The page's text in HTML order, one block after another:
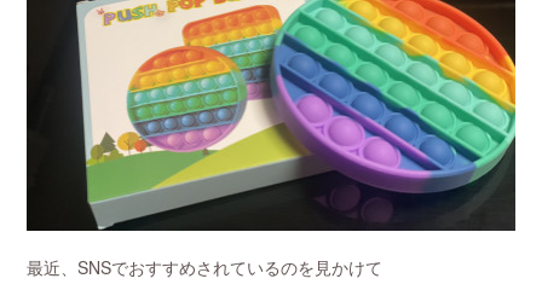
最近、SNSでおすすめされているのを見かけて